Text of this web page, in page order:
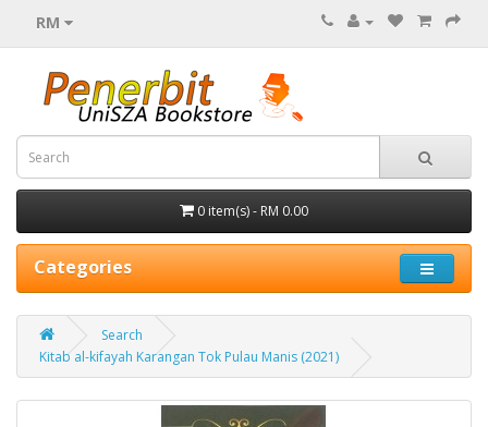
RM
0 item(s) - RM 0.00
Categories
Search
Kitab al-kifayah Karangan Tok Pulau Manis (2021)